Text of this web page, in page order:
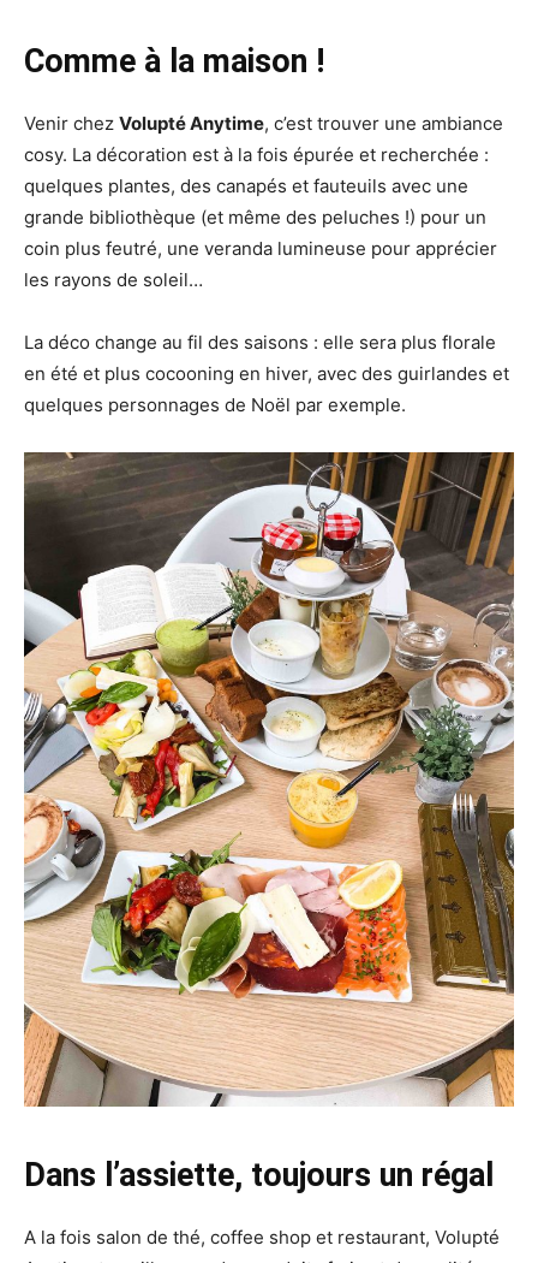
Comme à la maison !
Venir chez Volupté Anytime, c’est trouver une ambiance
cosy. La décoration est à la fois épurée et recherchée :
quelques plantes, des canapés et fauteuils avec une
grande bibliothèque (et même des peluches !) pour un
coin plus feutré, une veranda lumineuse pour apprécier
les rayons de soleil…
La déco change au fil des saisons : elle sera plus florale
en été et plus cocooning en hiver, avec des guirlandes et
quelques personnages de Noël par exemple.
Dans l’assiette, toujours un régal
A la fois salon de thé, coffee shop et restaurant, Volupté